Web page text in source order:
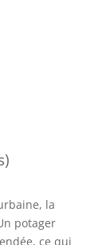
la
potager
ce qui